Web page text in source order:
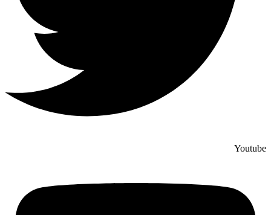
Youtube